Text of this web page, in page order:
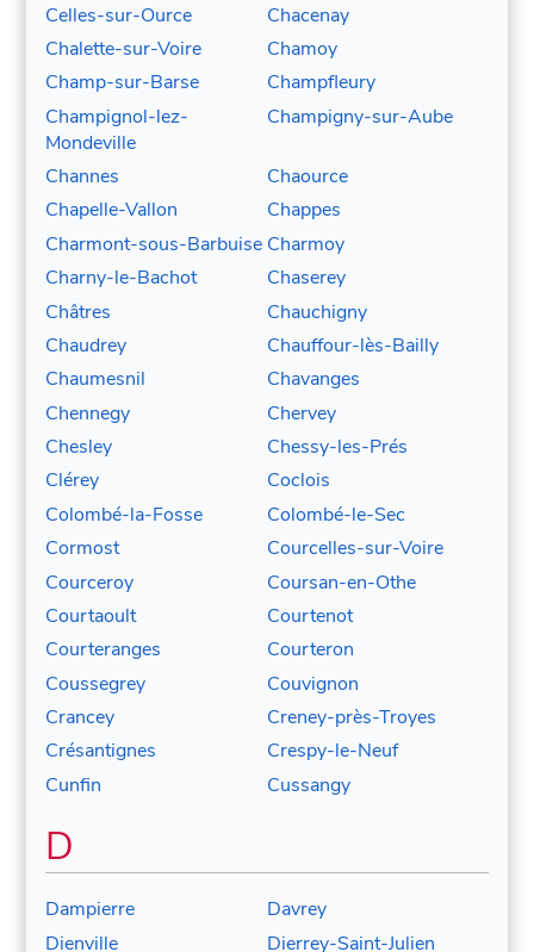
Celles-sur-Ource
Chacenay
Chalette-sur-Voire
Chamoy
Champ-sur-Barse
Champfleury
Champignol-lez-
Mondeville
Champigny-sur-Aube
Channes
Chaource
Chapelle-Vallon
Chappes
Charmont-sous-Barbuise Charmoy
Charny-le-Bachot
Chaserey
Châtres
Chauchigny
Chaudrey
Chauffour-lès-Bailly
Chaumesnil
Chavanges
Chennegy
Chervey
Chesley
Chessy-les-Prés
Clérey
Coclois
Colombé-la-Fosse
Colombé-le-Sec
Cormost
Courcelles-sur-Voire
Courceroy
Coursan-en-Othe
Courtaoult
Courtenot
Courteranges
Courteron
Coussegrey
Couvignon
Crancey
Creney-près-Troyes
Crésantignes
Crespy-le-Neuf
Cunfin
Cussangy
D
Dampierre
Davrey
Dienville
Dierrey-Saint-Julien